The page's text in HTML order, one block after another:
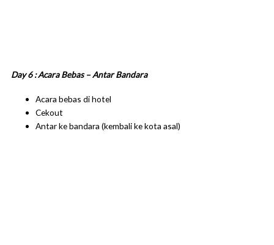
Day 6 : Acara Bebas – Antar Bandara
Acara bebas di hotel
Cekout
Antar ke bandara (kembali ke kota asal)